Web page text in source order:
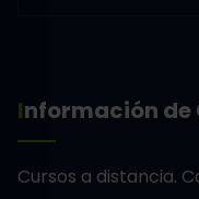
Información
Cursos a distancia.